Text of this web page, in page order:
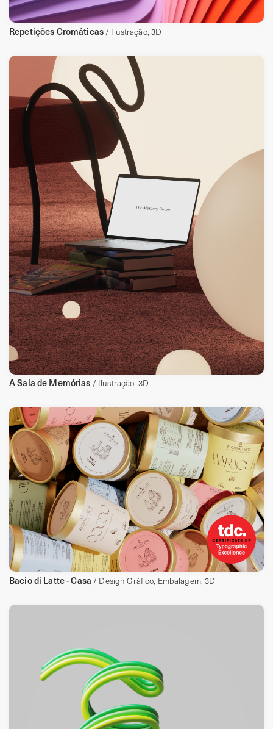
Repetições Cromáticas / Ilustração, 3D
A Sala de Memórias / Ilustração, 3D
Bacio di Latte - Casa / Design Gráfico, Embalagem, 3D